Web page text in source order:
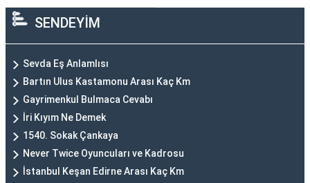
SENDEYİM
Sevda Eş Anlamlısı
Bartın Ulus Kastamonu Arası Kaç Km
Gayrimenkul Bulmaca Cevabı
İri Kıyım Ne Demek
1540. Sokak Çankaya
Never Twice Oyuncuları ve Kadrosu
İstanbul Keşan Edirne Arası Kaç Km